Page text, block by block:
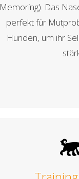
Memoring). Das
perfekt für
Hunden, um ihr